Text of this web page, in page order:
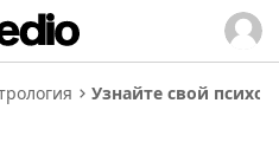
Узнайте свой